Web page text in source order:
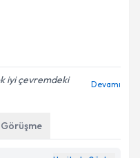
iyi çevremdeki
Devamı